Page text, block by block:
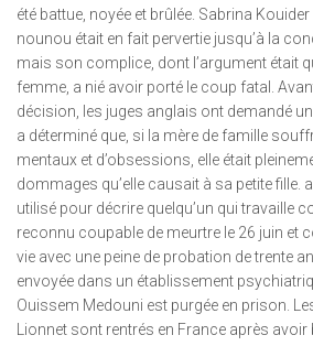
été battue, noyée et brûlée. Sabrina
nounou était en fait pervertie jusqu’à la
mais son complice, dont l’argument était
femme, a nié avoir porté le coup fatal.
décision, les juges anglais ont demandé
a déterminé que, si la mère de famille
mentaux et d’obsessions, elle était
dommages qu’elle causait à sa petite fille.
utilisé pour décrire quelqu’un qui travaille
reconnu coupable de meurtre le 26 juin et
vie avec une peine de probation de trente
envoyée dans un établissement
Ouissem Medouni est purgée en prison.
Lionnet sont rentrés en France après avoir